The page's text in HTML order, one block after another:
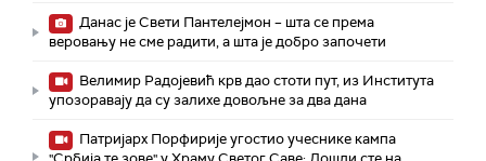
Данас је Свети Пантелејмон – шта се према
веровању не сме радити, а шта је добро започети
Велимир Радојевић крв дао стоти пут, из Института
упозоравају да су залихе довољне за два дана
Патријарх Порфирије угостио учеснике кампа